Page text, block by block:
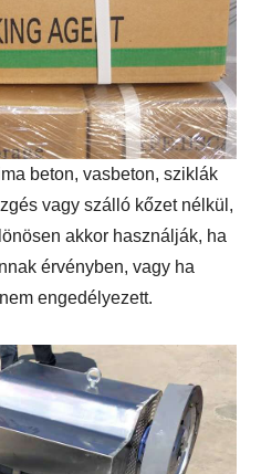
beton, vasbeton, sziklák
vagy szálló kőzet nélkül,
akkor használják, ha
érvényben, vagy ha
engedélyezett.